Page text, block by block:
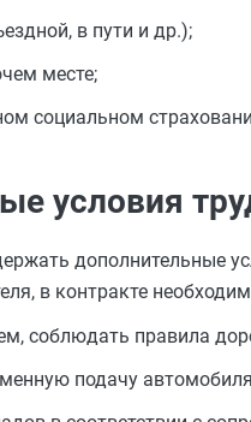
в пути и др.);
месте;
социальном
условия
дополнительные
в контракте
соблюдать правила
подачу